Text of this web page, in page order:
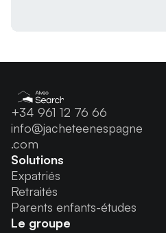
+34 961 12 76 66
info@jacheteenespagne
.com
Solutions
Expatriés
Retraités
Parents enfants-études
Le groupe